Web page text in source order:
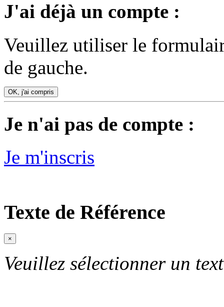
J'ai déjà un compte :
Veuillez utiliser le
de gauche.
OK, j'ai compris
Je n'ai pas de compte :
Je m'inscris
Texte de Référence
×
Veuillez sélectionner un